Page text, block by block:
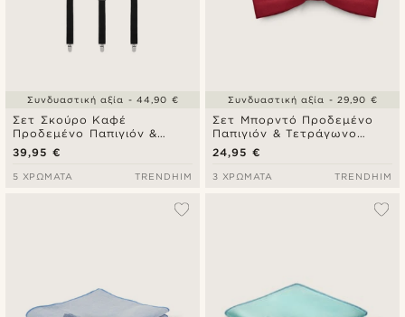
Σετ Σκούρο Καφέ
Προδεμένο Παπιγιόν &
Μαύρες Τιράντες
39,95 €
Συνδυαστική αξία - 44,90 €
5 ΧΡΏΜΑΤΑ TRENDHIM
Σετ Μπορντό Προδεμένο
Παπιγιόν & Τετράγωνο
Μαντήλι Τσέπης
24,95 €
Συνδυαστική αξία - 29,90 €
3 ΧΡΏΜΑΤΑ TRENDHIM